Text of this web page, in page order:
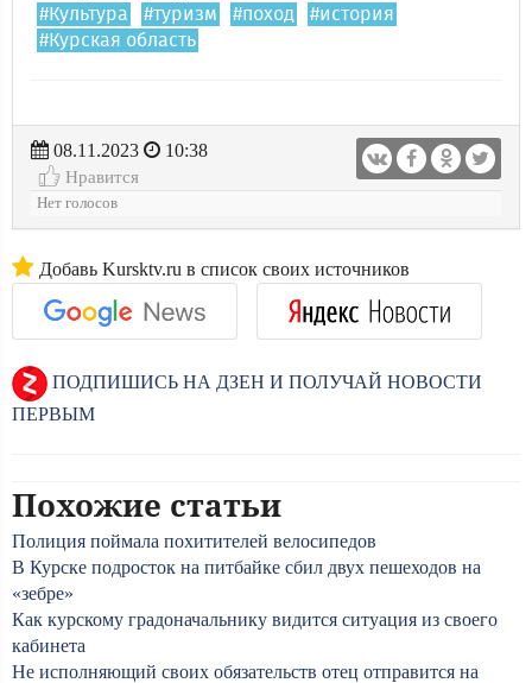
#Культура #туризм #поход
#история
#Курская область
08.11.2023
10:38
Нравится
Нет голосов
Добавь Kursktv.ru в список своих источников
ПОДПИШИСЬ НА ДЗЕН И ПОЛУЧАЙ НОВОСТИ
ПЕРВЫМ
Похожие статьи
Полиция поймала похитителей велосипедов
В Курске подросток на питбайке сбил двух пешеходов на
«зебре»
Как курскому градоначальнику видится ситуация из своего
кабинета
Не исполняющий своих обязательств отец отправится на